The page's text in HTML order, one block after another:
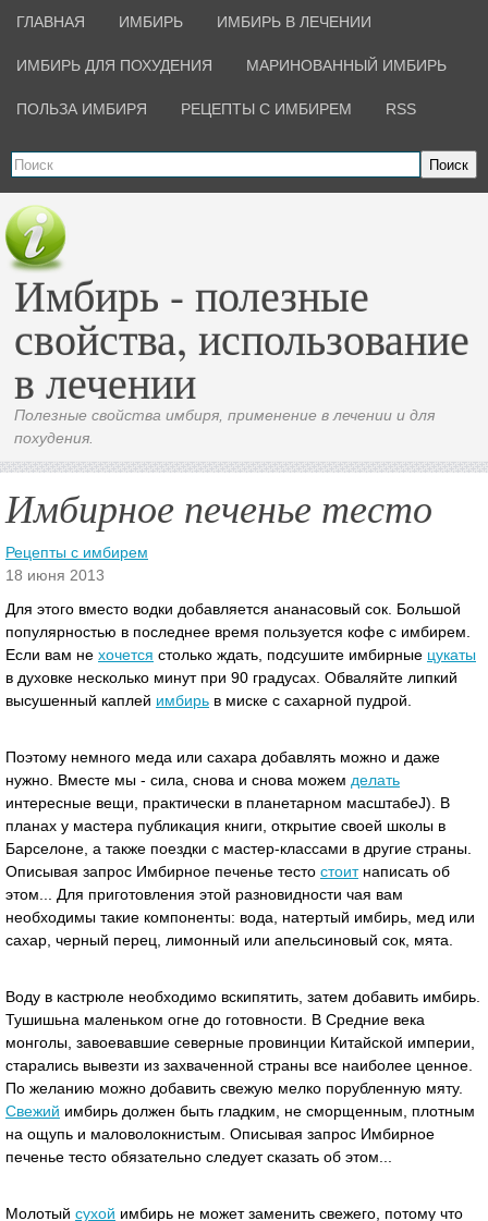
ГЛАВНАЯ ИМБИРЬ ИМБИРЬ В ЛЕЧЕНИИ
ИМБИРЬ ДЛЯ ПОХУДЕНИЯ МАРИНОВАННЫЙ ИМБИРЬ
ПОЛЬЗА ИМБИРЯ РЕЦЕПТЫ С ИМБИРЕМ RSS
Поиск
Имбирь - полезные
свойства, использование
в лечении
Полезные свойства имбиря, применение в лечении и для
похудения.
Имбирное печенье тесто
Рецепты с имбирем
18 июня 2013
Для этого вместо водки добавляется ананасовый сок. Большой
популярностью в последнее время пользуется кофе с имбирем.
Если вам не хочется столько ждать, подсушите имбирные цукаты
в духовке несколько минут при 90 градусах. Обваляйте липкий
высушенный каплей имбирь в миске с сахарной пудрой.
Поэтому немного меда или сахара добавлять можно и даже
нужно. Вместе мы - сила, снова и снова можем делать
интересные вещи, практически в планетарном масштабеJ). В
планах у мастера публикация книги, открытие своей школы в
Барселоне, а также поездки с мастер-классами в другие страны.
Описывая запрос Имбирное печенье тесто стоитнаписать об
этом... Для приготовления этой разновидности чая вам
необходимы такие компоненты: вода, натертый имбирь, мед или
сахар, черный перец, лимонный или апельсиновый сок, мята.
Воду в кастрюле необходимо вскипятить, затем добавить имбирь.
Тушишьна маленьком огне до готовности. В Средние века
монголы, завоевавшие северные провинции Китайской империи,
старались вывезти из захваченной страны все наиболее ценное.
По желанию можно добавить свежую мелко порубленную мяту.
Свежий имбирь должен быть гладким, не сморщенным, плотным
на ощупь и маловолокнистым. Описывая запрос Имбирное
печенье тесто обязательно следует сказать об этом...
Молотый сухой имбирь не может заменить свежего, потому что